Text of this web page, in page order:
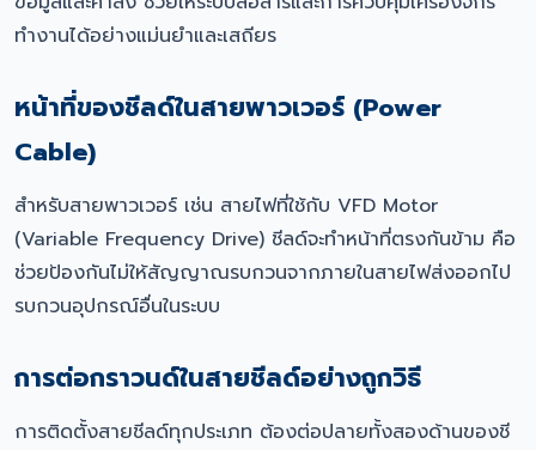
ทำงานได้อย่างแม่นยำและเสถียร
หน้าที่ของชีลด์ในสายพาวเวอร์ (Power
Cable)
สำหรับสายพาวเวอร์ เช่น สายไฟที่ใช้กับ VFD Motor
(Variable Frequency Drive) ชีลด์จะทำหน้าที่ตรงกันข้าม คือ
ช่วยป้องกันไม่ให้สัญญาณรบกวนจากภายในสายไฟส่งออกไป
รบกวนอุปกรณ์อื่นในระบบ
การต่อกราวนด์ในสายชีลด์อย่างถูกวิธี
การติดตั้งสายชีลด์ทุกประเภท ต้องต่อปลายทั้งสองด้านของชี